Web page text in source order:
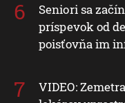
Seniori sa
príspevok od
poisťovňa im
VIDEO: